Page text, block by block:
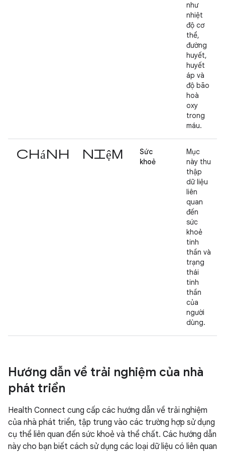
như
nhiệt
độ cơ
thể,
đường
huyết,
huyết
áp và
độ bão
hoà
oxy
trong
máu.
chánh niệm
Sức
khoẻ
Mục
này thu
thập
dữ liệu
liên
quan
đến
sức
khoẻ
tinh
thần và
trạng
thái
tinh
thần
của
người
dùng.
Hướng dẫn về trải nghiệm của nhà
phát triển
Health Connect cung cấp các hướng dẫn về trải nghiệm
của nhà phát triển, tập trung vào các trường hợp sử dụng
cụ thể liên quan đến sức khoẻ và thể chất. Các hướng dẫn
này cho bạn biết cách sử dụng các loại dữ liệu có liên quan